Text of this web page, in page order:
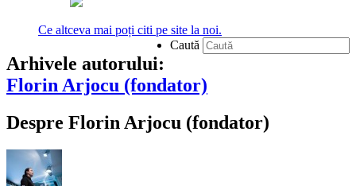
Ce altceva mai poți citi pe site la noi.
Caută
Arhivele autorului:
Florin Arjocu (fondator)
Despre Florin Arjocu (fondator)